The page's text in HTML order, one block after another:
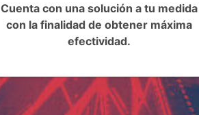
Cuenta con una solución a tu medida
con la finalidad de obtener máxima
efectividad.